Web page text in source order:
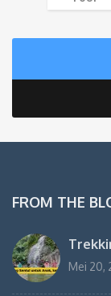
FROM THE
Mei 20,